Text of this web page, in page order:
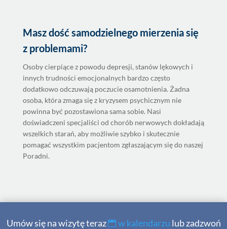
Masz dość samodzielnego mierzenia się
z problemami?
Osoby cierpiące z powodu depresji, stanów lękowych i
innych trudności emocjonalnych bardzo często
dodatkowo odczuwają poczucie osamotnienia. Żadna
osoba, która zmaga się z kryzysem psychicznym nie
powinna być pozostawiona sama sobie. Nasi
doświadczeni specjaliści od chorób nerwowych dokładają
wszelkich starań, aby możliwie szybko i skutecznie
pomagać wszystkim pacjentom zgłaszającym się do naszej
Poradni.
Umów się na wizytę teraz w kalendarzu lub zadzwoń